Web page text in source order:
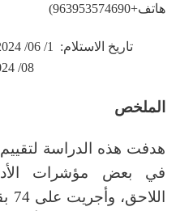
هاتف+963953574690)
08/ 2024
الملخص
هدفت هذه الدراسة
في بعض مؤشرات